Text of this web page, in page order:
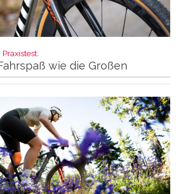
Praxistest:
wie die Großen